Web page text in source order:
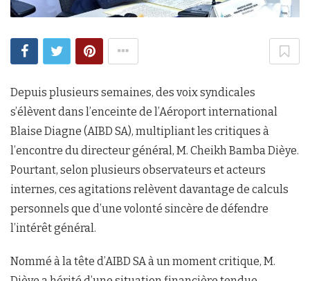
Depuis plusieurs semaines, des voix syndicales
s’élèvent dans l’enceinte de l’Aéroport international
Blaise Diagne (AIBD SA), multipliant les critiques à
l’encontre du directeur général, M. Cheikh Bamba Dièye.
Pourtant, selon plusieurs observateurs et acteurs
internes, ces agitations relèvent davantage de calculs
personnels que d’une volonté sincère de défendre
l’intérêt général.
Nommé à la tête d’AIBD SA à un moment critique, M.